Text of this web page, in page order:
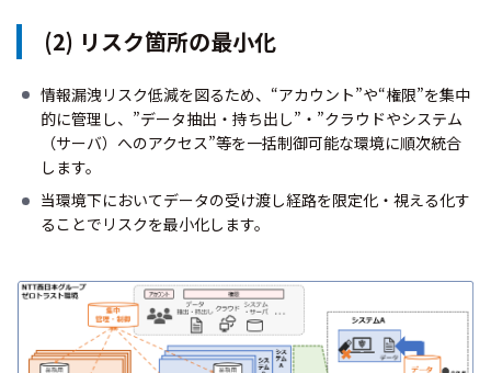
(2) リスク箇所の最小化
情報漏洩リスク低減を図るため、“アカウント”や“権限”を集中
的に管理し、”データ抽出・持ち出し”・”クラウドやシステム
（サーバ）へのアクセス”等を一括制御可能な環境に順次統合
します。
当環境下においてデータの受け渡し経路を限定化・視える化す
ることでリスクを最小化します。